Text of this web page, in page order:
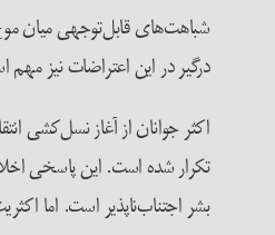
درگیر در این اعتراضات نیز
اکثر جوانان از آغاز نسل‌کشی
تکرار شده است. این پاسخی
بشر اجتناب‌ناپذیر است. اما